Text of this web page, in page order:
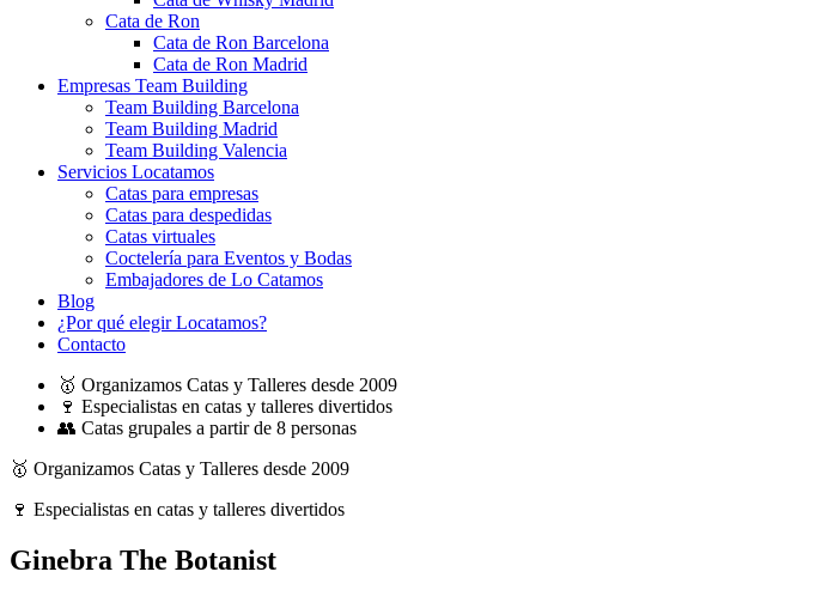
Cata de Ron
Cata de Ron Barcelona
Cata de Ron Madrid
Empresas Team Building
Team Building Barcelona
Team Building Madrid
Team Building Valencia
Servicios Locatamos
Catas para empresas
Catas para despedidas
Catas virtuales
Coctelería para Eventos y Bodas
Embajadores de Lo Catamos
Blog
¿Por qué elegir Locatamos?
Contacto
🥇 Organizamos Catas y Talleres desde 2009
🍷 Especialistas en catas y talleres divertidos
👥 Catas grupales a partir de 8 personas
🥇 Organizamos Catas y Talleres desde 2009
🍷 Especialistas en catas y talleres divertidos
Ginebra The Botanist